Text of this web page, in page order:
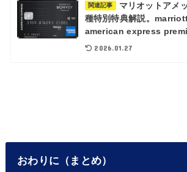
関連記事
マリオットアメ
種特別特典解説。
american express
2026.01.27
おわりに（まとめ）